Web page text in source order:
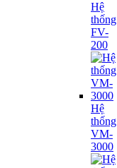
Hệ
thống
FV-
200
Hệ
thống
VM-
3000